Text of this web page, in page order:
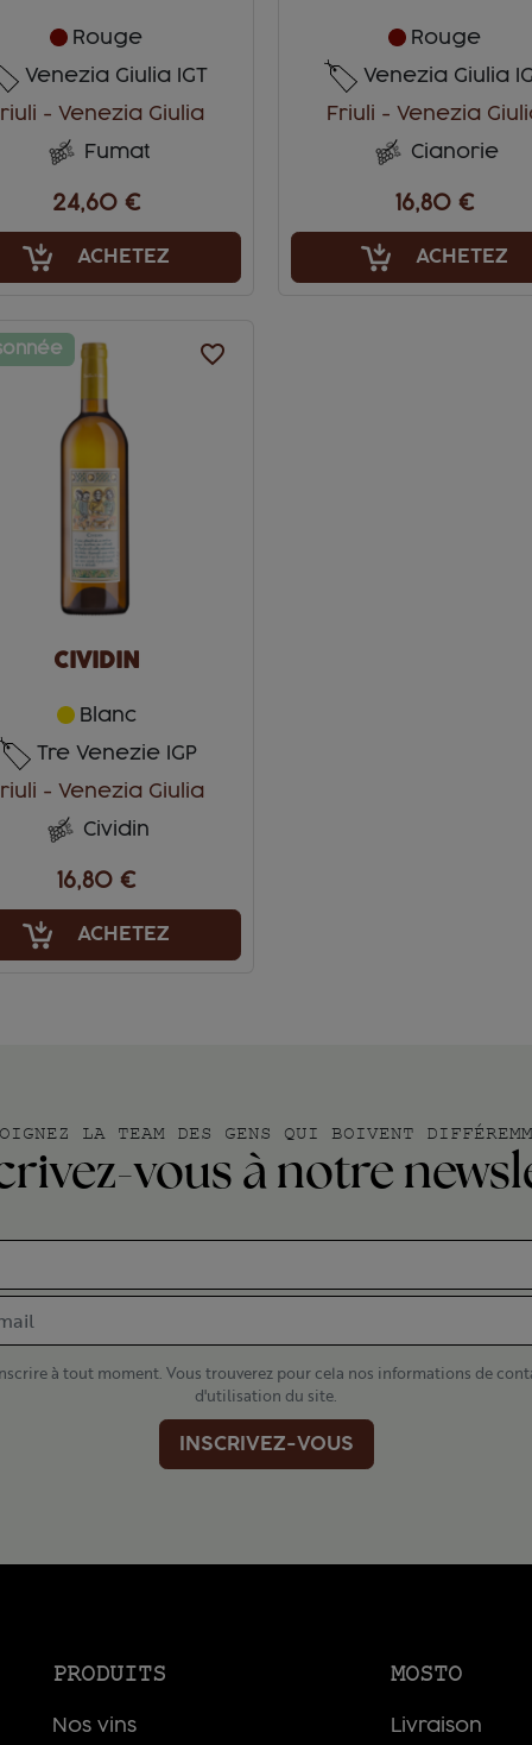
Rouge
Venezia Giulia IGT
- Venezia Giulia
Fumat
24,60 €
ACHETEZ
Rouge
Venezia Giulia
Friuli - Venezia
Cianorie
16,80 €
ACHETEZ
favorite_border
CIVIDIN
Blanc
Tre Venezie IGP
- Venezia Giulia
Cividin
16,80 €
ACHETEZ
LA TEAM DES GENS QUI BOIVENT
vous à notre
à tout moment. Vous trouverez pour cela nos informations de
d'utilisation du site.
INSCRIVEZ-VOUS
PRODUITS
Nos vins
MOSTO
Livraison